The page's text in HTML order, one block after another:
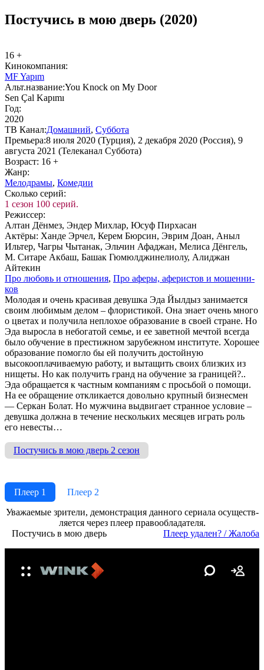
Постучись в мою дверь (2020)
16 +
Ки­но­ком­па­ния:
MF Yapım
Альт.на­зва­ние:You Knock on My Door
Sen Çal Kapımı
Год:
2020
ТВ Ка­нал:До­маш­ний, Суб­бо­та
Пре­мье­ра:8 июля 2020 (Турция), 2 декабря 2020 (Россия), 9
августа 2021 (Телеканал Суббота)
Воз­раст: 16 +
Жанр:
Ме­ло­дра­мы, Ко­ме­дии
Сколь­ко се­рий:
1 сезон 100 серий.
Ре­жис­сер:
Алтан Дёнмез, Эндер Михлар, Юсуф Пирхасан
Ак­тё­ры: Ханде Эрчел, Керем Бюрсин, Эврим Доан, Аныл
Ильтер, Чагры Чытанак, Эльчин Афаджан, Мелиса Дёнгель,
М. Ситаре Акбаш, Башак Гюмюлджинелиолу, Алиджан
Айтекин
Про лю­бовь и от­но­ше­ния, Про афе­ры, афе­ри­стов и мо­шен­ни­
ков
Молодая и очень красивая девушка Эда Йылдыз занимается
своим любимым делом – флористикой. Она знает очень много
о цветах и получила неплохое образование в своей стране. Но
Эда выросла в небогатой семье, и ее заветной мечтой всегда
было обучение в престижном зарубежном институте. Хорошее
образование помогло бы ей получить достойную
высокооплачиваемую работу, и вытащить своих близких из
нищеты. Но как получить гранд на обучение за границей?..
Эда обращается к частным компаниям с просьбой о помощи.
На ее обращение откликается довольно крупный бизнесмен
— Серкан Болат. Но мужчина выдвигает странное условие –
девушка должна в течение нескольких месяцев играть роль
его невесты…
Постучись в мою дверь 2 сезон
Плеер 1
Плеер 2
Ува­жае­мые зри­те­ли, де­мон­ст­ра­ция дан­но­го се­риа­ла осу­ще­ст­в­
ля­ет­ся че­рез пле­ер пра­во­об­ла­да­те­ля.
Постучись в мою дверь
Пле­ер уда­лен? / Жа­ло­ба